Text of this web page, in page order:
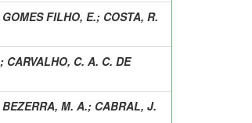
GOMES FILHO, E.; COSTA, R.
; CARVALHO, C. A. C. DE
BEZERRA, M. A.; CABRAL, J.